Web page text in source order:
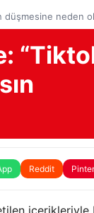
düşmesine neden
Reddit
içerikleriyle